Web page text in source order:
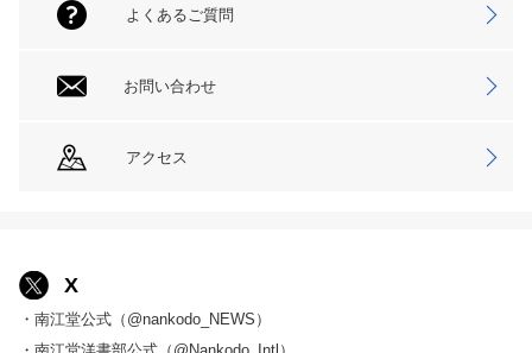
よくあるご質問
お問い合わせ
アクセス
X
・南江堂公式（@nankodo_NEWS）